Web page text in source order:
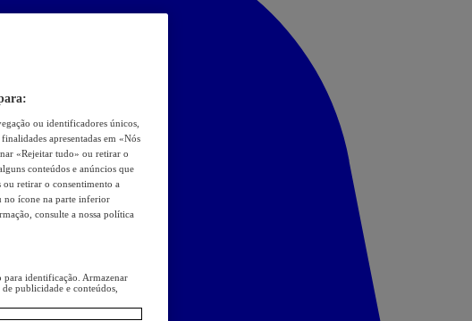
ou identificadores únicos,
apresentadas em «Nós
«Rejeitar tudo» ou retirar o
conteúdos e anúncios que
ou retirar o consentimento a
no ícone na parte inferior
consulte a nossa política
para identificação. Armazenar
publicidade e conteúdos,